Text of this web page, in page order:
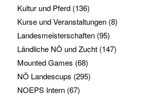
Kultur und Pferd(136)
Kurse und Veranstaltungen(8)
Landesmeisterschaften(95)
Ländliche NÖ und Zucht(147)
Mounted Games (68)
NÖ Landescups (295)
NOEPS Intern(67)